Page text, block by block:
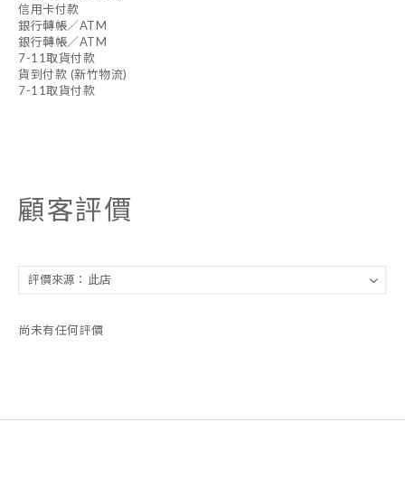
信用卡付款
銀行轉帳／ATM
銀行轉帳／ATM
7-11取貨付款
貨到付款 (新竹物流)
7-11取貨付款
顧客評價
尚未有任何評價